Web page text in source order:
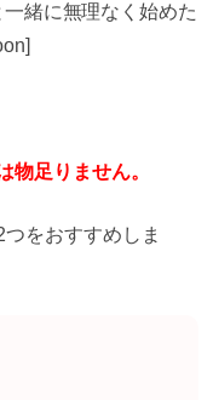
緒に無理なく始めた
物足りません。
をおすすめしま